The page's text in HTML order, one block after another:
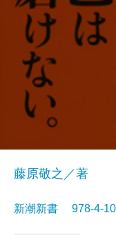
藤原敬之／著
新潮新書 978-4-